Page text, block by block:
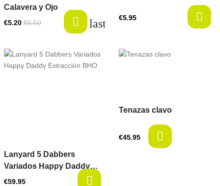
Calavera y Ojo
€5.20 €6.50 last-items
€5.95
Price
Lanyard 5 Dabbers
Variados Happy Daddy
Extracción BHO
€59.95
Price
Tenazas clavo
€45.95